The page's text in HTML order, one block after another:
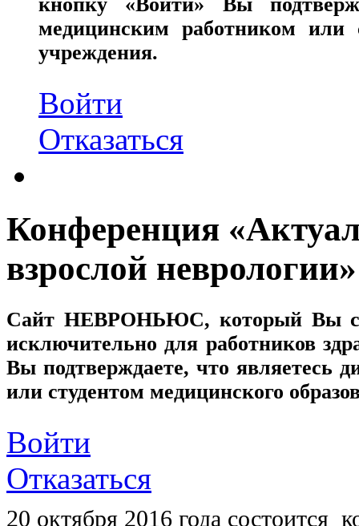
медицинским работником или
учреждения.
Войти
Отказаться
Конференция
взрослой неврологии»
Сайт НЕВРОНЬЮС, который Вы
исключительно для работников
Вы подтверждаете, что являетесь
или студентом медицинского
Войти
Отказаться
20 октября 2016 года состоится